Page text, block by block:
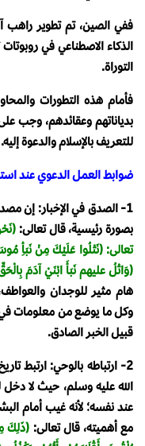
ففي الصين، تم تطوير راهب
الذكاء الاصطناعي في
التوراة.
فأمام هذه التطورات
بدياناتهم وعقائدهم، وجب
للتعريف بالإسلام والدعوة إليه.
ضوابط العمل الدعوي عند
1- الصدق في الإخبار: إن
بصورة رئيسية، قال تعالى:
(وَاتْلُ عليهم نَبَأَ ابْنَيْ آدَمَ
هام مثير للوجدان
وكل ما يوضع من معلومات
قبيل الخبر الصادق.
2- ارتباطه بالوحي: ارتبط
الله عليه وسلم، حيث لا دخل
عند نفسه؛ لأنه غيب أمام
مع أهميته، قال تعالى: (ذَلِكَ